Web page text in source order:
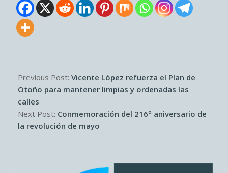
05-
28
Previous Post: Vicente López refuerza el Plan de
Otoño para mantener limpias y ordenadas las
calles
Next Post: Conmemoración del 216º aniversario de
la revolución de mayo